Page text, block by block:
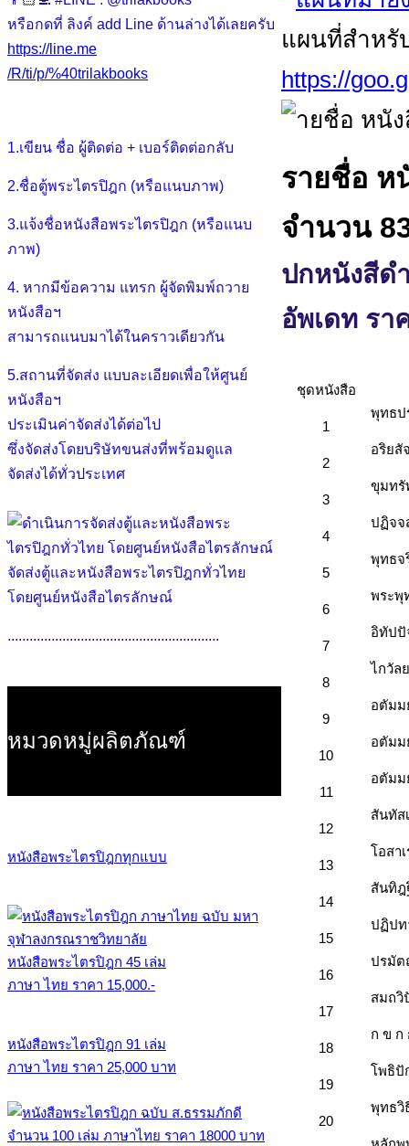
หรือกดที่ ลิงค์ add Line ด้านล่างได้เลยครับ
https://line.me
/R/ti/p/%40trilakbooks
1.เขียน ชื่อ ผู้ติดต่อ + เบอร์ติดต่อกลับ
2.ชื่อตู้พระไตรปิฎก (หรือแนบภาพ)
3.แจ้งชื่อหนังสือพระไตรปิฎก (หรือแนบ
ภาพ)
4. หากมีข้อความ แทรก ผู้จัดพิมพ์ถวาย
หนังสือฯ
สามารถแนบมาได้ในคราวเดียวกัน
5.สถานที่จัดส่ง แบบละเอียดเพื่อให้ศูนย์
หนังสือฯ
ประเมินค่าจัดส่งได้ต่อไป
ซึ่งจัดส่งโดยบริษัทขนส่งที่พร้อมดูแล
จัดส่งได้ทั่วประเทศ
จัดส่งตู้และหนังสือพระไตรปิฎกทั่วไทย
โดยศูนย์หนังสือไตรลักษณ์
..........................................................
หมวดหมู่ผลิตภัณฑ์
หนังสือพระไตรปิฎกทุกแบบ
หนังสือพระไตรปิฎก 45 เล่ม
ภาษา ไทย ราคา 15,000.-
หนังสือพระไตรปิฎก 91 เล่ม
ภาษา ไทย ราคา 25,000 บาท
แผนที่สำหรั
https://
รายชื่อ ห
จำนวน
ปกหนังสีด
อัพเดท รา
ชุดหนังสือ
1
พุทธป
2
อริยสั
3
ขุมทรั
4
ปฏิจจ
5
พุทธจ
6
พระพุ
7
อิทัปปั
8
ไกวัล
9
อตัมม
10
อตัมม
11
อตัมม
12
สันทัส
13
โอสา
14
สันทิฎ
15
ปฏิปท
16
ปรมัต
17
สมถวิ
18
ก ข ก
19
โพธิปั
20
พุทธวิ